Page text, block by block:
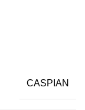
CASPIAN